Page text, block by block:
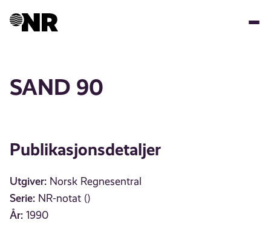
SAND 90
Publikasjonsdetaljer
Utgiver: Norsk Regnesentral
Serie: NR-notat ()
År: 1990